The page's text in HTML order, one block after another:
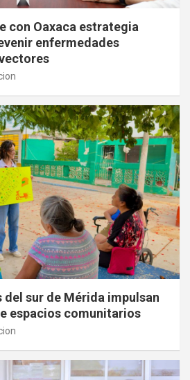
con Oaxaca estrategia
enfermedades
del sur de Mérida impulsan
espacios comunitarios